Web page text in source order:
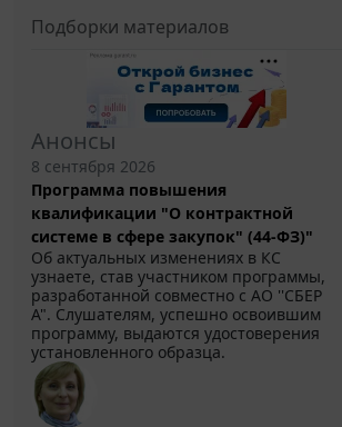
Подборки материалов
Анонсы
8 сентября 2026
Программа повышения
квалификации "О контрактной
системе в сфере закупок" (44-ФЗ)"
Об актуальных изменениях в КС
узнаете, став участником программы,
разработанной совместно с АО ''СБЕР
А". Слушателям, успешно освоившим
программу, выдаются удостоверения
установленного образца.